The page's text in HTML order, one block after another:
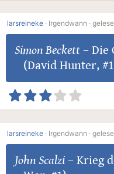
larsreineke · Irgendwann ·
Simon Beckett– Die
(David Hunter,
larsreineke · Irgendwann ·
John Scalzi– Krieg